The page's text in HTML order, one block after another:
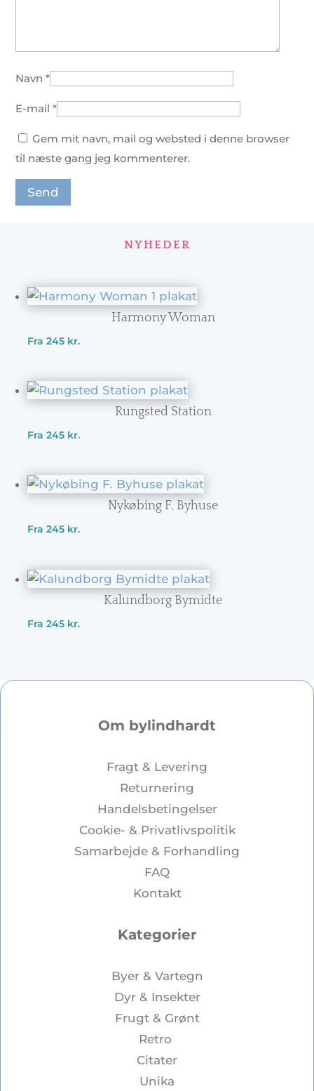
Navn*
E-mail*
Gem mit navn, mail og websted i denne browser
til næste gang jeg kommenterer.
NYHEDER
Harmony Woman
Fra245 kr.
Rungsted Station
Fra245 kr.
Nykøbing F. Byhuse
Fra245 kr.
Kalundborg Bymidte
Fra245 kr.
Om bylindhardt
Fragt & Levering
Returnering
Handelsbetingelser
Cookie- & Privatlivspolitik
Samarbejde & Forhandling
FAQ
Kontakt
Kategorier
Byer & Vartegn
Dyr & Insekter
Frugt & Grønt
Retro
Citater
Unika